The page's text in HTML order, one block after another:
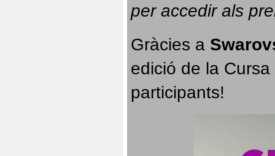
per accedir als
Gràcies a
edició de la
participants!